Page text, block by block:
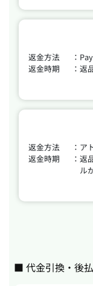
返金方法
返金時期
返
返金方法
ア
返金時期
返
ル
■ 代金引換・後払